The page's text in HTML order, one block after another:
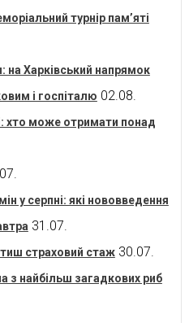
турнір пам’яті
на Харківський напрямок
і госпіталю 02.08.
хто може отримати понад
у серпні: які нововведення
31.07.
страховий стаж 30.07.
з найбільш загадкових риб